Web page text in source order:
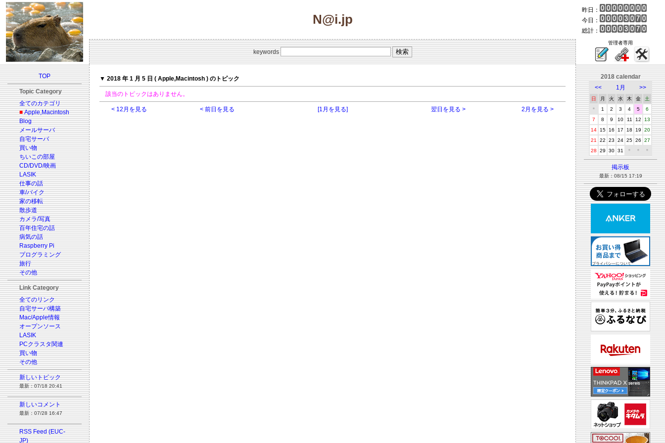
N@i.jp
昨日：
今日：
総計：
keywords
管理者専用
TOP
Topic Category
全てのカテゴリ
■ Apple,Macintosh
Blog
メールサーバ
自宅サーバ
買い物
ちいこの部屋
CD/DVD/映画
LASIK
仕事の話
車/バイク
家の移転
散歩道
カメラ/写真
百年住宅の話
病気の話
Raspberry Pi
プログラミング
旅行
その他
Link Category
全てのリンク
自宅サーバ構築
Mac/Apple情報
オープンソース
LASIK
PCクラスタ関連
買い物
その他
新しいトピック
最新：07/18 20:41
新しいコメント
最新：07/28 16:47
RSS Feed (EUC-
JP)
▼ 2018 年 1 月 5 日 ( Apple,Macintosh ) のトピック
該当のトピックはありません。
< 12月を見る < 前日を見る [1月を見る] 翌日を見る > 2月を見る >
2018 calendar
<<
1月 >>
日 月 火 水 木 金
土
＊
1 2 3 4 5
6
7
8 9 10 11 12
13
14
15 16 17 18 19
20
21
22 23 24 25 26
27
28
29 30 31 ＊ ＊ ＊
掲示板
最新：08/15 17:19